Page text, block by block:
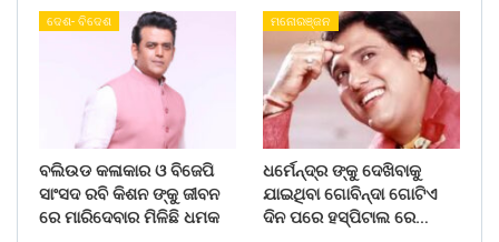
ଦେଶ- ବିଦେଶ
ବଲିଉଡ କଳାକାର ଓ ବିଜେପି
ସାଂସଦ ରବି କିଶନ ଙ୍କୁ ଜୀବନ
ରେ ମାରିଦେବାର ମିଳିଛି ଧମକ
ମନୋରଞ୍ଜନ
ଧର୍ମେନ୍ଦ୍ର ଙ୍କୁ ଦେଖିବାକୁ
ଯାଇଥିବା ଗୋବିନ୍ଦା ଗୋଟିଏ
ଦିନ ପରେ ହସ୍ପିଟାଲ ରେ…